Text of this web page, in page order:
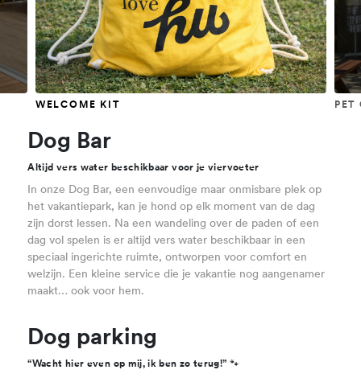
WELCOME KIT PET
Dog Bar
Altijd vers water beschikbaar voor je viervoeter
In onze Dog Bar, een eenvoudige maar onmisbare plek op
het vakantiepark, kan je hond op elk moment van de dag
zijn dorst lessen. Na een wandeling over de paden of een
dag vol spelen is er altijd vers water beschikbaar in een
speciaal ingerichte ruimte, ontworpen voor comfort en
welzijn. Een kleine service die je vakantie nog aangenamer
maakt… ook voor hem.
Dog parking
“Wacht hier even op mij, ik ben zo terug!” 🐾